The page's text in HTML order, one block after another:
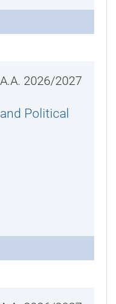
A.A. 2026/2027
Political